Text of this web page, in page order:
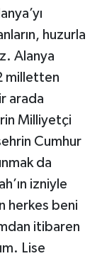
huzurla
Alanya
milletten
arada
Milliyetçi
Cumhur
da
izniyle
herkes beni
itibaren
Lise